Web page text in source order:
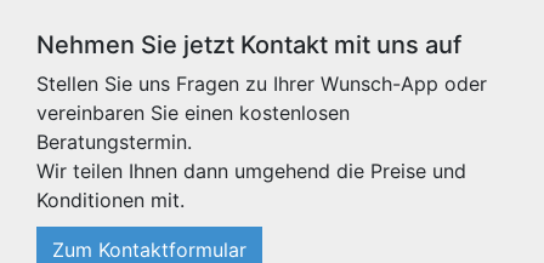
Nehmen Sie jetzt Kontakt mit uns auf
Stellen Sie uns Fragen zu Ihrer Wunsch-App oder
vereinbaren Sie einen kostenlosen
Beratungstermin.
Wir teilen Ihnen dann umgehend die Preise und
Konditionen mit.
Zum Kontaktformular